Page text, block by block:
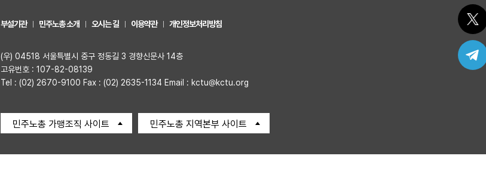
부설기관 민주노총 소개 오시는 길 이용약관 개인정보처리방침
(우) 04518 서울특별시 중구 정동길 3 경향신문사 14층
고유번호 : 107-82-08139
Tel : (02) 2670-9100 Fax : (02) 2635-1134 Email : kctu@kctu.org
민주노총 가맹조직 사이트 민주노총 지역본부 사이트